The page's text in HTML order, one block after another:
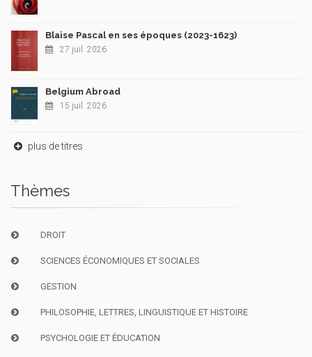
Blaise Pascal en ses époques (2023-1623)
27 juil. 2026
Belgium Abroad
15 juil. 2026
plus de titres
Thèmes
DROIT
SCIENCES ÉCONOMIQUES ET SOCIALES
GESTION
PHILOSOPHIE, LETTRES, LINGUISTIQUE ET HISTOIRE
PSYCHOLOGIE ET ÉDUCATION